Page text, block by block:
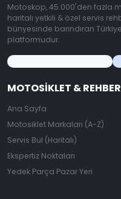
Motoskop, 45.000'den fazla
haritalı yetkili & özel servis
bünyesinde barındıran
platformudur.
MOTOSIKLET & REHBER
Ana Sayfa
Motosiklet Markaları (A-Z)
Servis Bul (Haritalı)
Ekspertiz Noktaları
Yedek Parça Pazar Yeri